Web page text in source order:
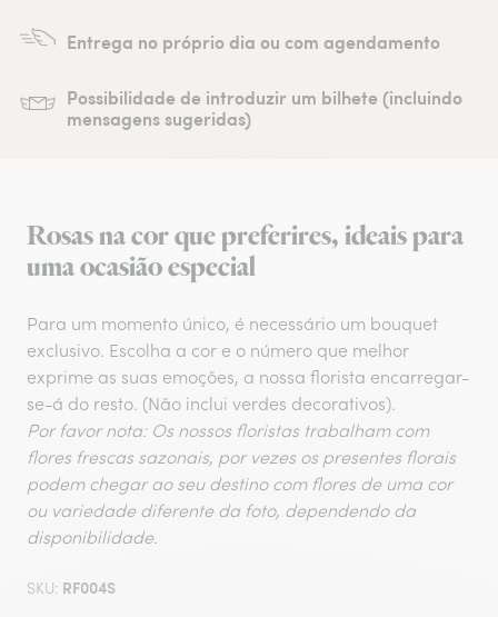
Entrega no próprio dia ou com agendamento
Possibilidade de introduzir um bilhete (incluindo
mensagens sugeridas)
Rosas na cor que preferires, ideais para
uma ocasião especial
Para um momento único, é necessário um bouquet
exclusivo. Escolha a cor e o número que melhor
exprime as suas emoções, a nossa florista encarregar-
se-á do resto. (Não inclui verdes decorativos).
Por favor nota: Os nossos floristas trabalham com
flores frescas sazonais, por vezes os presentes florais
podem chegar ao seu destino com flores de uma cor
ou variedade diferente da foto, dependendo da
disponibilidade.
SKU: RF004S